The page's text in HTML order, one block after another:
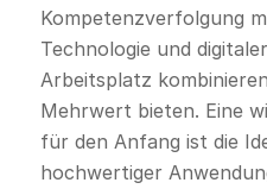
Kompetenzverfolgung
Technologie und
Arbeitsplatz
Mehrwert bieten. Eine
für den Anfang ist die
hochwertiger